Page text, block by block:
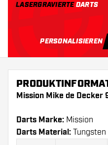
LASERGRAVIERTEDARTS
PERSONALISIEREN
Mission Mike de Decker
Darts Marke: Mission
Darts Material: Tungsten